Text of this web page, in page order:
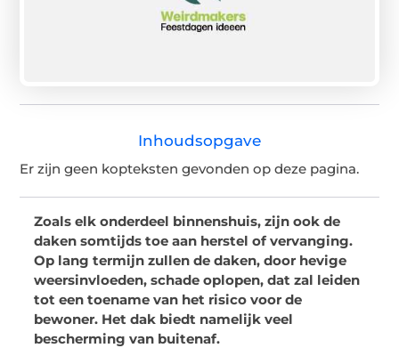
Inhoudsopgave
Er zijn geen kopteksten gevonden op deze pagina.
Zoals elk onderdeel binnenshuis, zijn ook de
daken somtijds toe aan herstel of vervanging.
Op lang termijn zullen de daken, door hevige
weersinvloeden, schade oplopen, dat zal leiden
tot een toename van het risico voor de
bewoner. Het dak biedt namelijk veel
bescherming van buitenaf.